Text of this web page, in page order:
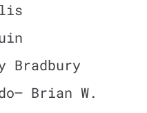
Bradbury
Brian W.